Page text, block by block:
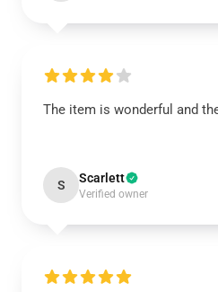
The item is wonderful and
S Scarlett
Verified owner